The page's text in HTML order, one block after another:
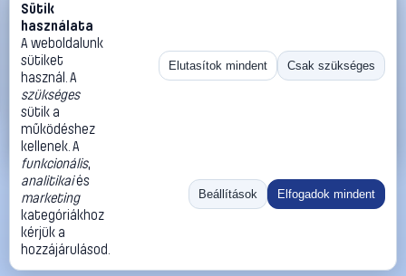
#3050601
Blickle 926257 BK-PO 125G-3-ELS Acéllemez rögzített
görgő KerékØ: 125 mm Teherbírás (max.): 300 kg 1 db
Blickle Görgők, kerekek
25 990 Ft
Kosárba
«
Ugrás:
Méret:
Rendezés:
©2026
ThermoScope
ÁSZF
Cégbemutató
Sütik
használata
A weboldalunk
sütiket
használ. A
szükséges
sütik a
működéshez
kellenek. A
funkcionális,
analitikaiés
marketing
kategóriákhoz
kérjük a
hozzájárulásod.
Elutasítok mindent Csak szükséges
Beállítások Elfogadok mindent